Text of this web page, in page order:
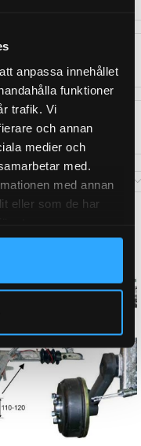
anpassa innehållet
funktioner
trafik. Vi
och annan
medier och
med.
med annan
eller som de har
85,2 kg
axel till släpvagn